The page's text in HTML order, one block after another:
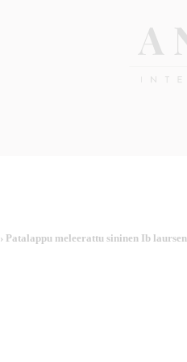
› Patalappu meleerattu sininen Ib laursen